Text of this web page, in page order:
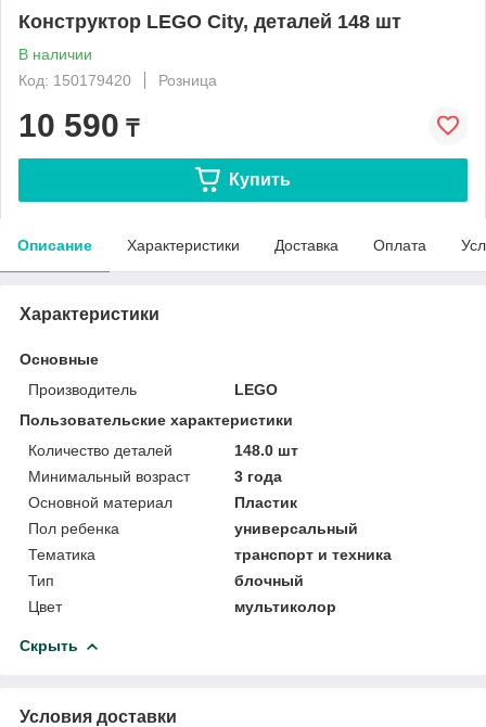
Конструктор LEGO City, деталей 148 шт
В наличии
Код: 150179420
Розница
10 590 ₸
Купить
Описание Характеристики Доставка Оплата
Характеристики
Основные
Производитель
LEGO
Пользовательские характеристики
Количество деталей
148.0 шт
Минимальный возраст
3 года
Основной материал
Пластик
Пол ребенка
универсальный
Тематика
транспорт и техника
Тип
блочный
Цвет
мультиколор
Скрыть
Условия доставки